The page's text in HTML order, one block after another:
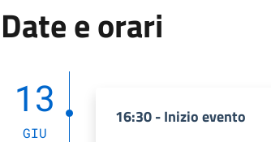
Date e orari
13
GIU
16:30 - Inizio evento